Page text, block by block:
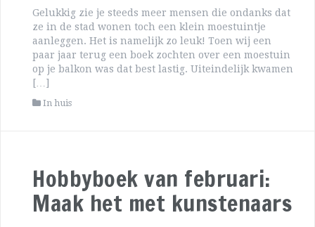
Gelukkig zie je steeds meer mensen die ondanks dat
ze in de stad wonen toch een klein moestuintje
aanleggen. Het is namelijk zo leuk! Toen wij een
paar jaar terug een boek zochten over een moestuin
op je balkon was dat best lastig. Uiteindelijk kwamen
[…]
In huis
Hobbyboek van februari:
Maak het met kunstenaars